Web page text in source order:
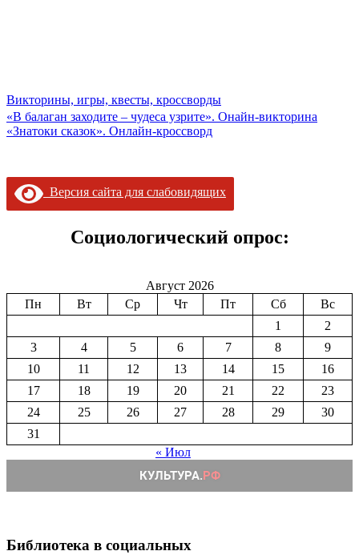
Викторины, игры, квесты, кроссворды
Навигация
по
«В балаган заходите – чудеса узрите». Онайн-викторина
«Знатоки сказок». Онлайн-кроссворд
Версия сайта для слабовидящих
Социологический опрос:
Август 2026
Пн
Вт Ср Чт Пт Сб
Вс
1
2
3
4 5 6 7 8
9
10
11 12 13 14 15
16
17
18 19 20 21 22
23
24
25 26 27 28 29
30
31
« Июл
Библиотека в социальных